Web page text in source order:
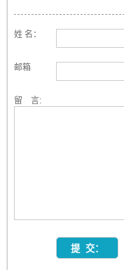
姓 名：
邮箱
留 言: